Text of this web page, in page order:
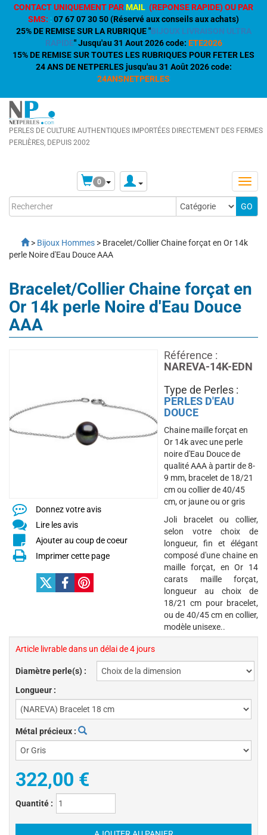
CONTACT UNIQUEMENT PARMAIL (REPONSE RAPIDE) OU PAR
SMS: :07 67 07 30 50 (Réservé aux conseils aux achats)
25% DE REMISE SUR LA RUBRIQUE "BIJOUX LIVRAISON ULTRA
RAPIDE" Jusqu'au 31 Aout 2026 code: ETE2026
15% DE REMISE SUR TOUTES LES RUBRIQUES POUR FETER LES
24 ANS DE NETPERLES jusqu'au 31 Août 2026 code:
24ANSNETPERLES
PERLES DE CULTURE AUTHENTIQUES IMPORTÉES DIRECTEMENT DES FERMES
PERLIÈRES, DEPUIS 2002
0
> Bijoux Hommes > Bracelet/Collier Chaine forçat en Or 14k
perle Noire d'Eau Douce AAA
Bracelet/Collier Chaine forçat en
Or 14k perle Noire d'Eau Douce
AAA
Donnez votre avis
Lire les avis
Ajouter au coup de coeur
Imprimer cette page
Article livrable dans un délai de 4 jours
Diamètre perle(s) :
Longueur :
Métal précieux :
322,00 €
Quantité :
Référence :
NAREVA-14K-EDN
Type de Perles :
PERLES D'EAU
DOUCE
Chaine maille forçat en
Or 14k avec une perle
noire d'Eau Douce de
qualité AAA à partir de 8-
9 mm, bracelet de 18/21
cm ou collier de 40/45
cm, or jaune ou or gris
Joli bracelet ou collier,
selon votre choix de
longueur, fin et élégant
composé d'une chaine en
maille forçat, en Or 14
carats maille forçat,
longueur au choix de
18/21 cm pour bracelet,
ou de 40/45 cm en collier,
modèle unisexe..